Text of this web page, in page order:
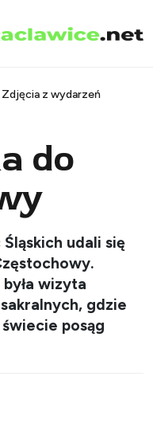
Zdjęcia z wydarzeń
do
udali się
wizyta
gdzie
posąg